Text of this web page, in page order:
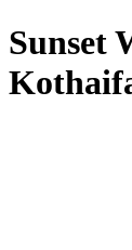
Sunset